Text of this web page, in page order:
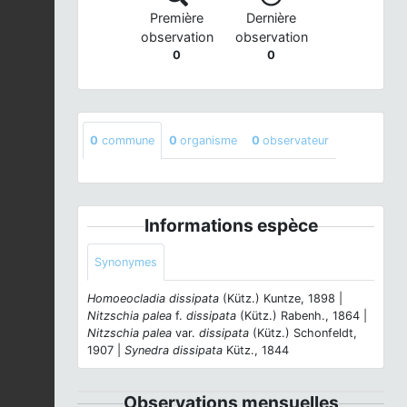
Première
observation
0
Dernière
observation
0
0 commune 0 organisme 0 observateur
Informations espèce
Synonymes
Homoeocladia dissipata (Kütz.) Kuntze, 1898 |
Nitzschia palea f. dissipata (Kütz.) Rabenh., 1864 |
Nitzschia palea var. dissipata (Kütz.) Schonfeldt,
1907 | Synedra dissipata Kütz., 1844
Observations mensuelles